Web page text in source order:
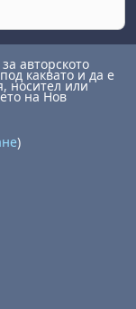
авторското
каквато и да е
носител или
на Нов
)